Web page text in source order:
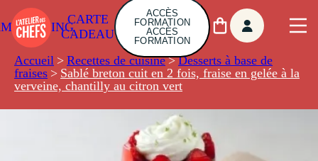
CARTE
CADEAU
ACCÈS
FORMATION
ACCÈS
FORMATION
Accueil > Recettes de cuisine > Desserts à base de
fraises > Sablé breton cuit en 2 fois, fraise en gelée à la
verveine, chantilly au citron vert